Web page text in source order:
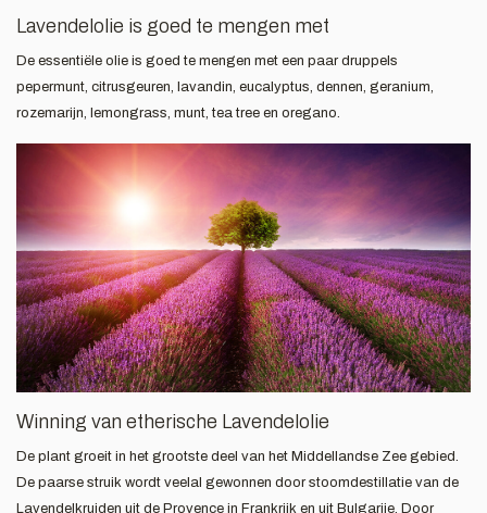
Lavendelolie is goed te mengen met
De essentiële olie is goed te mengen met een paar druppels
pepermunt, citrusgeuren, lavandin, eucalyptus, dennen, geranium,
rozemarijn, lemongrass, munt, tea tree en oregano.
Winning van etherische Lavendelolie
De plant groeit in het grootste deel van het Middellandse Zee gebied.
De paarse struik wordt veelal gewonnen door stoomdestillatie van de
Lavendelkruiden uit de Provence in Frankrijk en uit Bulgarije. Door